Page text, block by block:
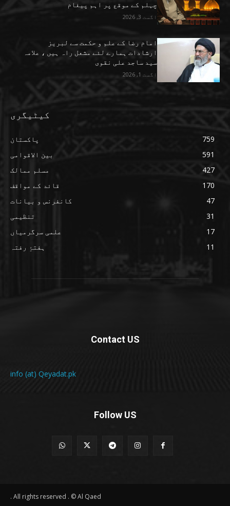
چہلم کے موقع پر اہم پیغام
اگست 3, 2026
امام رضا کے علم و حکمت سے لبریز
ارشادات ہمارے لئے مشعل راہ ہیں ، علامہ
سید ساجد علی نقوی
اگست 1, 2026
کیٹیگری
پاکستان
759
بین الاقوامی
591
مسلم ممالک
427
قائد کے مواقف
170
کانفرنس و بیانات
47
تنظیمی
31
علمی سرگرمیاں
17
ہفتۂِ رفتہ
11
Contact US
info (at) Qeyadat.pk
Follow US
All rights reserved . © Al Qaed .